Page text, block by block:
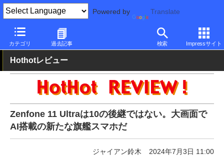
Powered by Translate
カテゴリ 過去記事 検索 Impressサイト
PC Watch パソコン/タブレット/スマートフォン スマートフォン
Hothotレビュー
Zenfone 11 Ultraは10の後継ではない。大画面で
AI搭載の新たな旗艦スマホだ
ジャイアン鈴木 2024年7月3日 11:00